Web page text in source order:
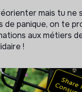
mais tu ne
de panique, on te
aux métiers
!